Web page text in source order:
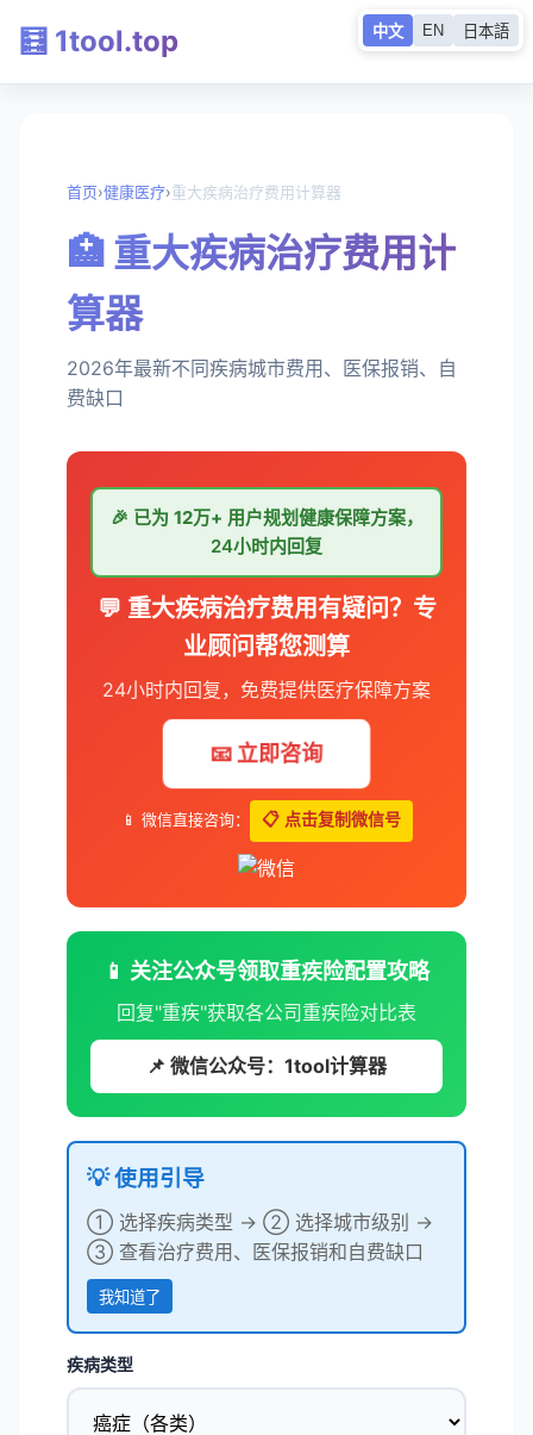
中文 EN 日本語
🧮 1tool.top
首页›健康医疗›重大疾病治疗费用计算器
🏥 重大疾病治疗费用计
算器
2026年最新不同疾病城市费用、医保报销、自
费缺口
🎉 已为 12万+ 用户规划健康保障方案，
24小时内回复
💬 重大疾病治疗费用有疑问？专
业顾问帮您测算
24小时内回复，免费提供医疗保障方案
📧 立即咨询
📱 微信直接咨询： 📋 点击复制微信号
📱 关注公众号领取重疾险配置攻略
回复"重疾"获取各公司重疾险对比表
📌 微信公众号：1tool计算器
💡 使用引导
① 选择疾病类型 → ② 选择城市级别 →
③ 查看治疗费用、医保报销和自费缺口
我知道了
疾病类型